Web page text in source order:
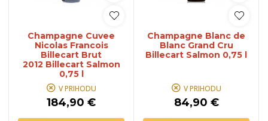
Champagne Cuvee
Nicolas Francois
Billecart Brut
2012 Billecart Salmon
0,75 l
V PRIHODU
184,90 €
Champagne Blanc de
Blanc Grand Cru
Billecart Salmon 0,75 l
V PRIHODU
84,90 €